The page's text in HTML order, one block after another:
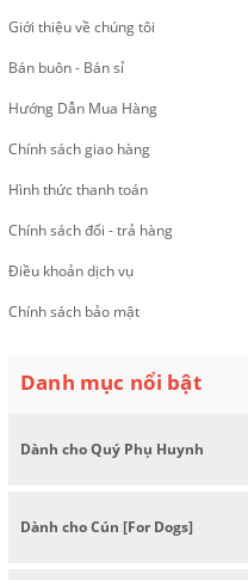
Giới thiệu về chúng tôi
Bán buôn - Bán sỉ
Hướng Dẫn Mua Hàng
Chính sách giao hàng
Hình thức thanh toán
Chính sách đổi - trả hàng
Điều khoản dịch vụ
Chính sách bảo mật
Danh mục nổi bật
Dành cho Quý Phụ Huynh
Dành cho Cún [For Dogs]